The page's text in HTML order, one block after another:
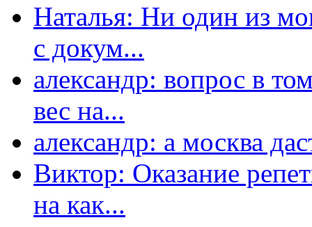
Наталья: Ни один из
с докум...
александр: вопрос в
вес на...
александр: а москва
Виктор: Оказание
на как...